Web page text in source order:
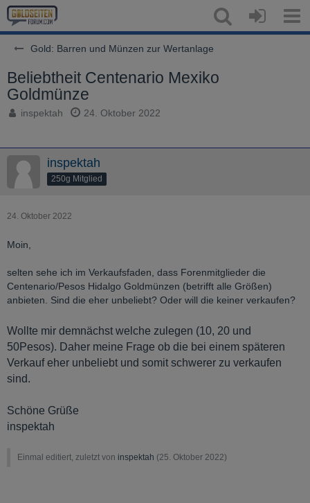
Gold: Barren und Münzen zur Wertanlage
Beliebtheit Centenario Mexiko
Goldmünze
inspektah 24. Oktober 2022
inspektah
250g Mitglied
24. Oktober 2022
Moin,
selten sehe ich im Verkaufsfaden, dass Forenmitglieder die
Centenario/Pesos Hidalgo Goldmünzen (betrifft alle Größen)
anbieten. Sind die eher unbeliebt? Oder will die keiner verkaufen?
Wollte mir demnächst welche zulegen (10, 20 und
50Pesos). Daher meine Frage ob die bei einem späteren
Verkauf eher unbeliebt und somit schwerer zu verkaufen
sind.
Schöne Grüße
inspektah
Einmal editiert, zuletzt von inspektah (25. Oktober 2022)